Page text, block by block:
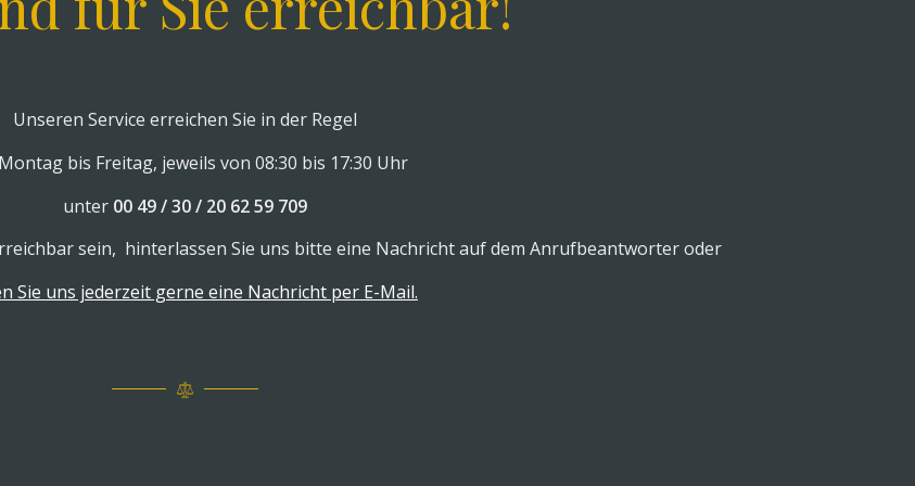
Unseren Service erreichen Sie in der Regel
bis Freitag, jeweils von 08:30 bis 17:30 Uhr
unter 00 49 / 30 / 20 62 59 709
sein, hinterlassen Sie uns bitte eine Nachricht auf dem Anrufbeantworter oder
Sie uns jederzeit gerne eine Nachricht per E-Mail.